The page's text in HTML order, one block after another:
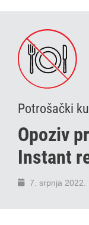
Potrošački
Opoziv
Instant
7. srpnja 2022.